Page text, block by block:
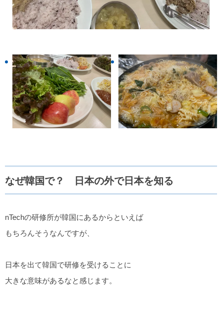
なぜ韓国で？ 日本の外で日本を知る
nTechの研修所が韓国にあるからといえば
もちろんそうなんですが、
日本を出て韓国で研修を受けることに
大きな意味があるなと感じます。